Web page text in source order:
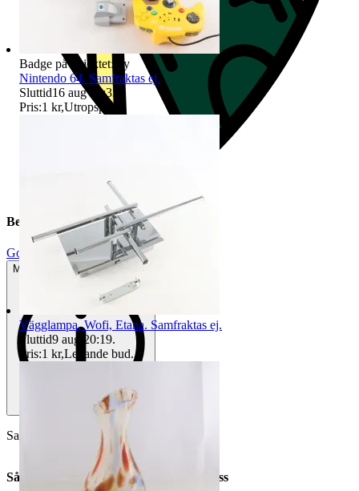
Beskrivning
Gott använt skick
Mindre tecken på användning
Samfraktas ej.
Så här går det till när du handlar hos oss
Badge på objektet: Ny
Nintendo 64. Samfraktas ej.
Sluttid16 aug 18:33
Pris:1 kr,Utropspris
Vägglampa, Wofi, Etana. Samfraktas ej.
Sluttid9 aug 20:19.
Pris:1 kr,Ledande bud.